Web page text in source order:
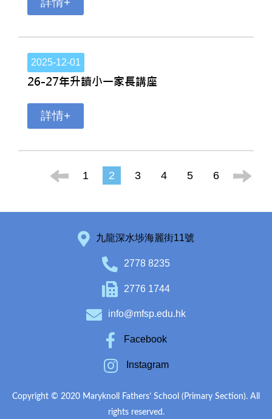
2025-12-01
26-27年升讀小一家長講座
詳情+
1 2 3 4 5 6
九龍深水埗海麗街11號
2778 8235
2776 1744
info@mfsp.edu.hk
Facebook
Instagram
Copyright © 2020 Maryknoll Fathers’ School (Primary Section). All
rights reserved.